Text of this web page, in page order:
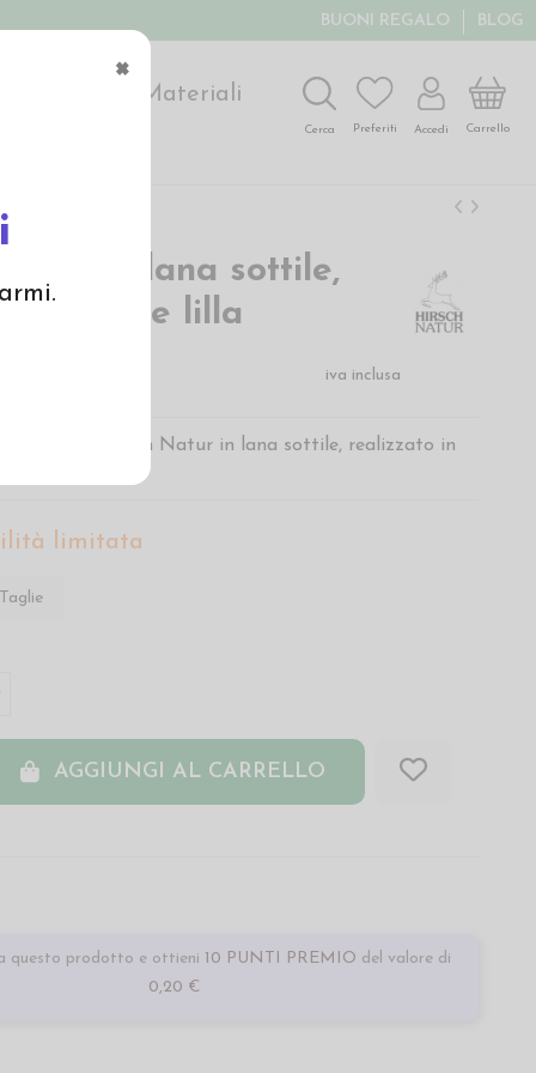
×
BUONI REGALO BLOG
Materiali
Cerca Preferiti Accedi Carrello
corto in lana sottile,
lilla
iva inclusa
di Hirsch Natur in lana sottile, realizzato in
limitata
AGGIUNGI AL CARRELLO
questo prodotto e ottieni 10 PUNTI PREMIO del valore di
0,20 €